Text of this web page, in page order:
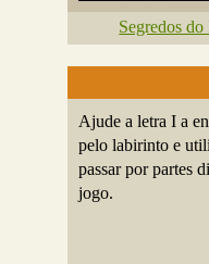
Segredos
Ajude a letra I a
pelo labirinto e
passar por partes
jogo.